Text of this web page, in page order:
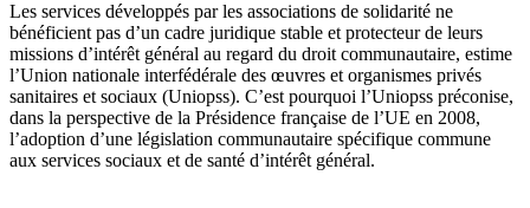
Les services développés par les associations de solidarité ne
bénéficient pas d’un cadre juridique stable et protecteur de leurs
missions d’intérêt général au regard du droit communautaire, estime
l’Union nationale interfédérale des œuvres et organismes privés
sanitaires et sociaux (Uniopss). C’est pourquoi l’Uniopss préconise,
dans la perspective de la Présidence française de l’UE en 2008,
l’adoption d’une législation communautaire spécifique commune
aux services sociaux et de santé d’intérêt général.